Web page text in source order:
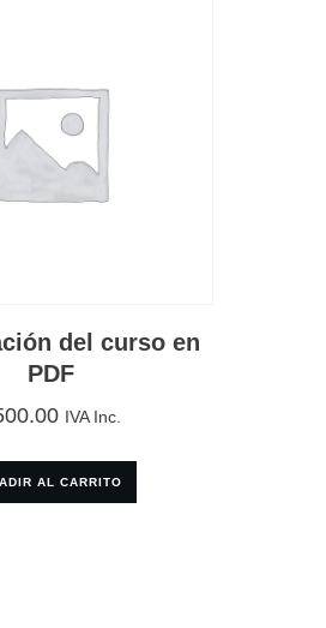
del curso en
PDF
IVA Inc.
AL CARRITO